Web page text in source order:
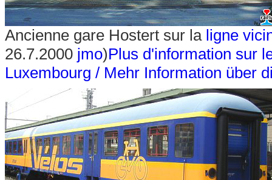
Ancienne gare Hostert sur la ligne
26.7.2000 jmo)Plus d'information sur
Luxembourg / Mehr Information über